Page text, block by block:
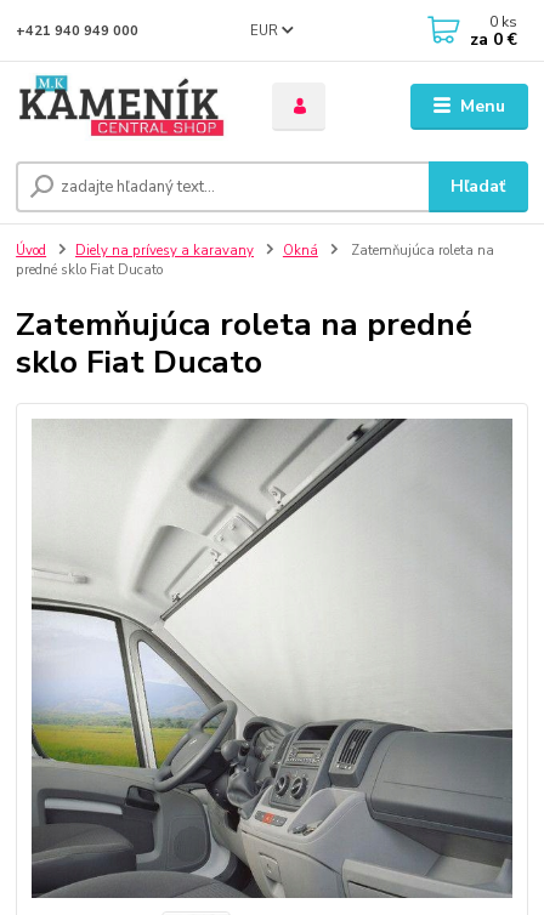
Menu
EUR
Hľadať
+421 940 949 000 0 ks
za 0 €
Úvod Diely na prívesy a karavany Okná
Zatemňujúca roleta na
predné sklo Fiat Ducato
Zatemňujúca roleta na predné
sklo Fiat Ducato